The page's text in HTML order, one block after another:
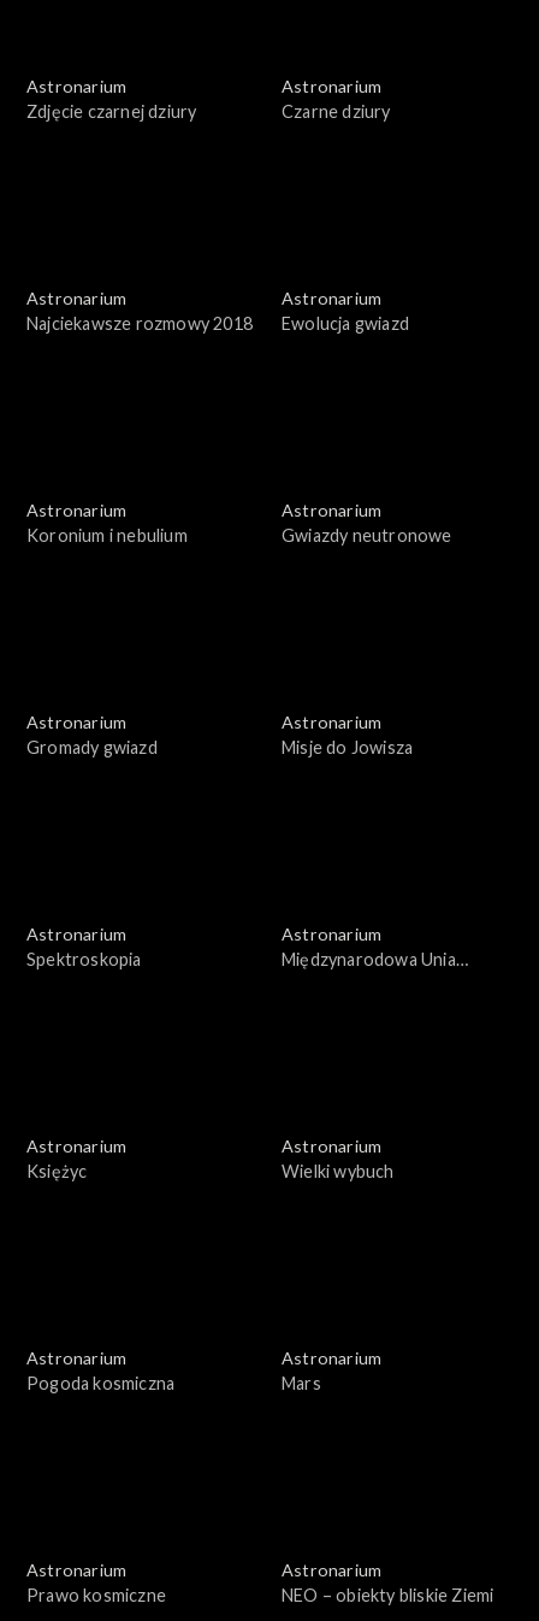
Astronarium
Zdjęcie czarnej dziury
Astronarium
Czarne dziury
Astronarium
Najciekawsze rozmowy 2018
Astronarium
Ewolucja gwiazd
Astronarium
Koronium i nebulium
Astronarium
Gwiazdy neutronowe
Astronarium
Gromady gwiazd
Astronarium
Misje do Jowisza
Astronarium
Spektroskopia
Astronarium
Międzynarodowa Unia
Astronarium
Księżyc
Astronarium
Wielki wybuch
Astronarium
Pogoda kosmiczna
Astronarium
Mars
Astronarium
Prawo kosmiczne
Astronarium
NEO – obiekty bliskie Ziemi